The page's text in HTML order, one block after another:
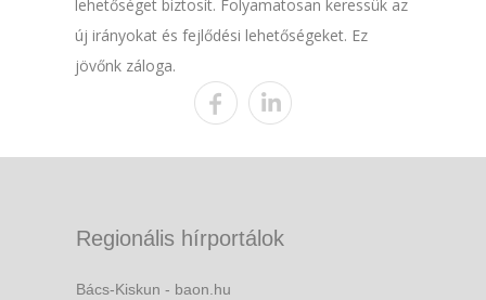
lehetőséget biztosít. Folyamatosan keressük az
új irányokat és fejlődési lehetőségeket. Ez
jövőnk záloga.
Regionális hírportálok
Bács-Kiskun - baon.hu